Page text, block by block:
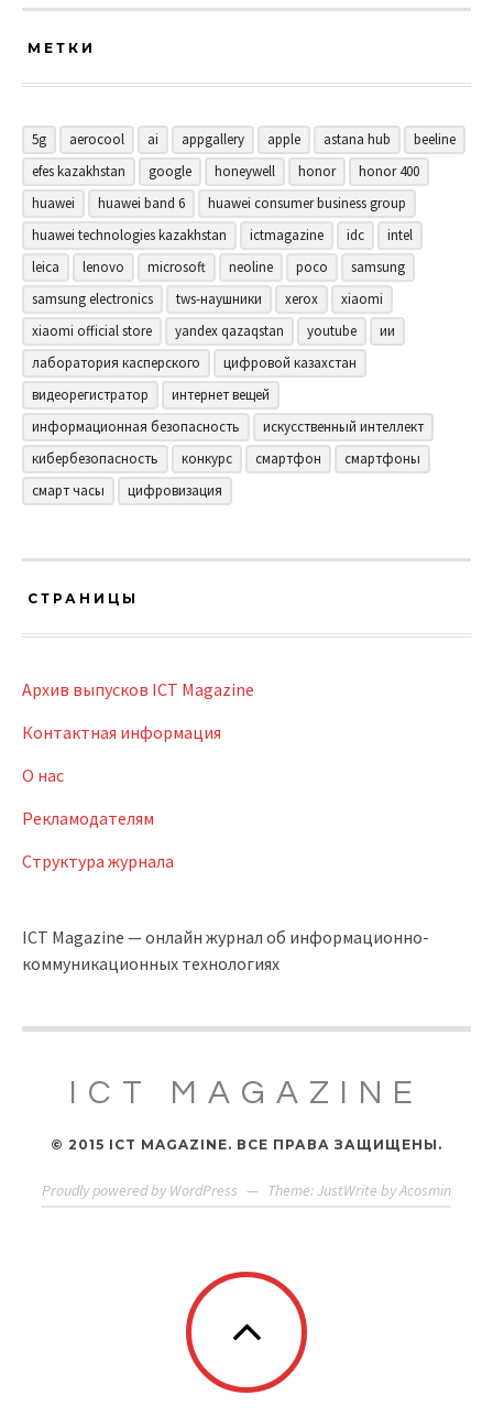
МЕТКИ
5g aerocool ai appgallery apple astana hub
beeline
efes kazakhstan
google honeywell honor
honor 400
huawei
huawei band 6
huawei consumer business group
huawei technologies kazakhstan
ictmagazine idc
intel
leica
lenovo microsoft neoline poco
samsung
samsung electronics
tws-наушники xerox
xiaomi
xiaomi official store
yandex qazaqstan youtube
ии
лаборатория касперского
цифровой казахстан
видеорегистратор
интернет вещей
информационная безопасность
искусственный интеллект
кибербезопасность
конкурс смартфон
смартфоны
смарт часы
цифровизация
СТРАНИЦЫ
Архив выпусков ICT Magazine
Контактная информация
О нас
Рекламодателям
Структура журнала
ICT Magazine — онлайн журнал об информационно-
коммуникационных технологиях
ICT MAGAZINE
© 2015 ICT MAGAZINE. ВСЕ ПРАВА ЗАЩИЩЕНЫ.
Proudly powered by WordPress — Theme: JustWrite byAcosmin